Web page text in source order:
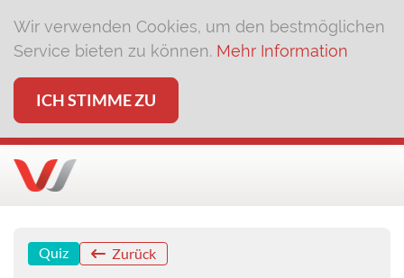
Wir verwenden Cookies, um den bestmöglichen
Service bieten zu können. Mehr Information
ICH STIMME ZU
Quiz Zurück